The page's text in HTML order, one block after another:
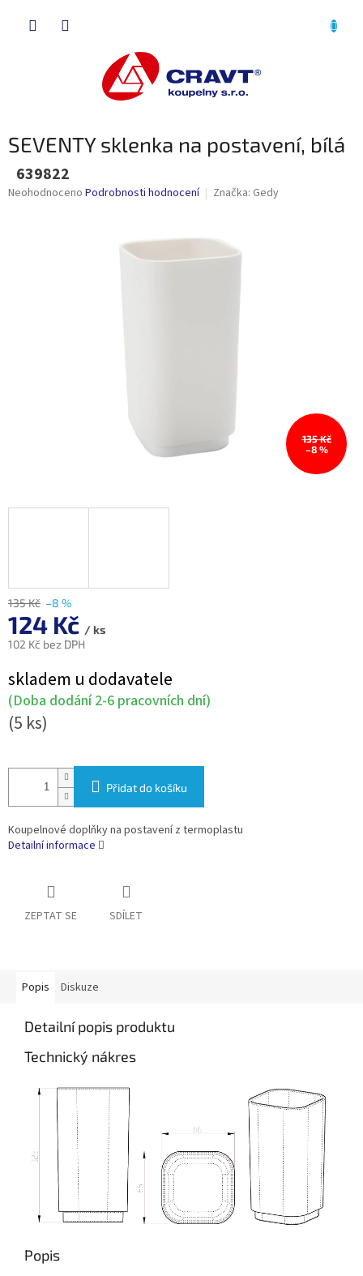
SEVENTY sklenka na postavení, bílá
639822
Průměrné
Neohodnoceno Podrobnosti hodnocení Značka: Gedy
135 Kč
–8 %
135 Kč –8 %
124 Kč / ks
102 Kč bez DPH
cena:
skladem u dodavatele
(Doba dodání 2-6 pracovních dní)
(5 ks)
Přidat do košíku
Koupelnové doplňky na postavení z termoplastu
Detailní informace
ZEPTAT SE SDÍLET
Popis Diskuze
Detailní popis produktu
Technický nákres
Popis